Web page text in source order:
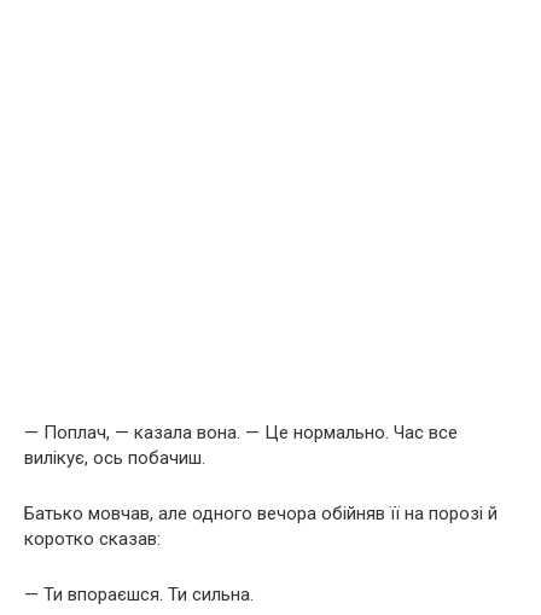
— Поплач, — казала вона. — Це нормально. Час все
вилікує, ось побачиш.
Батько мовчав, але одного вечора обійняв її на порозі й
коротко сказав:
— Ти впораєшся. Ти сильна.